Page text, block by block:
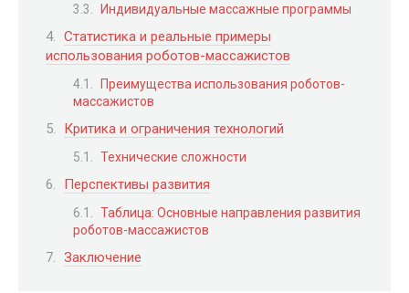
Индивидуальные массажные программы
Статистика и реальные примеры
использования роботов-массажистов
Преимущества использования роботов-
массажистов
Критика и ограничения технологий
Технические сложности
Перспективы развития
Таблица: Основные направления развития
роботов-массажистов
Заключение